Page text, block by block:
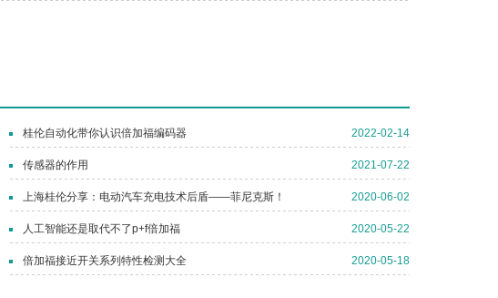
2022-02-14
桂伦自动化带你认识倍加福编码器
2021-07-22
传感器的作用
2020-06-02
上海桂伦分享：电动汽车充电技术后盾——菲尼克斯！
2020-05-22
人工智能还是取代不了p+f倍加福
2020-05-18
倍加福接近开关系列特性检测大全